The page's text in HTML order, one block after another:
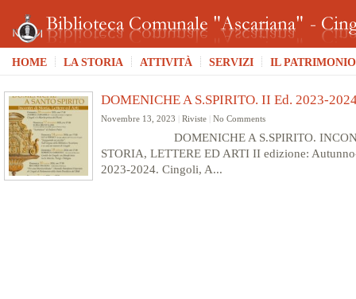
HOME LA STORIA ATTIVITÀ SERVIZI IL PATRIMONIO
DOMENICHE A S.SPIRITO. II Ed. 2023-
Novembre 13, 2023 Riviste No Comments
DOMENICHE A S.SPIRITO.
STORIA, LETTERE ED ARTI II edizione:
2023-2024. Cingoli, A...